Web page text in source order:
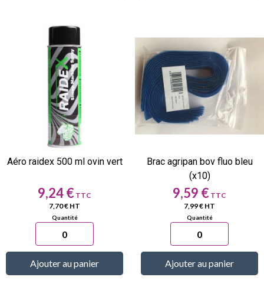
Aéro raidex 500 ml ovin vert
Prix
9,24 €
7,70 € HT
Ajouter au panier
Brac agripan bov fluo bleu
(x10)
Prix
9,59 €
7,99 € HT
Ajouter au panier